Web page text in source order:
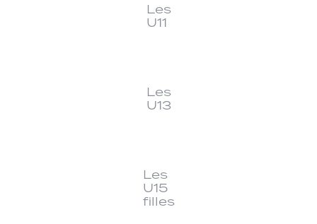
Les
U11
Les
U13
Les
U15
filles